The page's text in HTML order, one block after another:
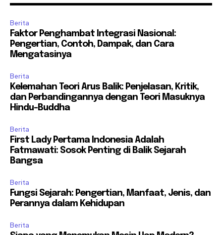
Berita
Faktor Penghambat Integrasi Nasional:
Pengertian, Contoh, Dampak, dan Cara
Mengatasinya
Berita
Kelemahan Teori Arus Balik: Penjelasan, Kritik,
dan Perbandingannya dengan Teori Masuknya
Hindu-Buddha
Berita
First Lady Pertama Indonesia Adalah
Fatmawati: Sosok Penting di Balik Sejarah
Bangsa
Berita
Fungsi Sejarah: Pengertian, Manfaat, Jenis, dan
Perannya dalam Kehidupan
Berita